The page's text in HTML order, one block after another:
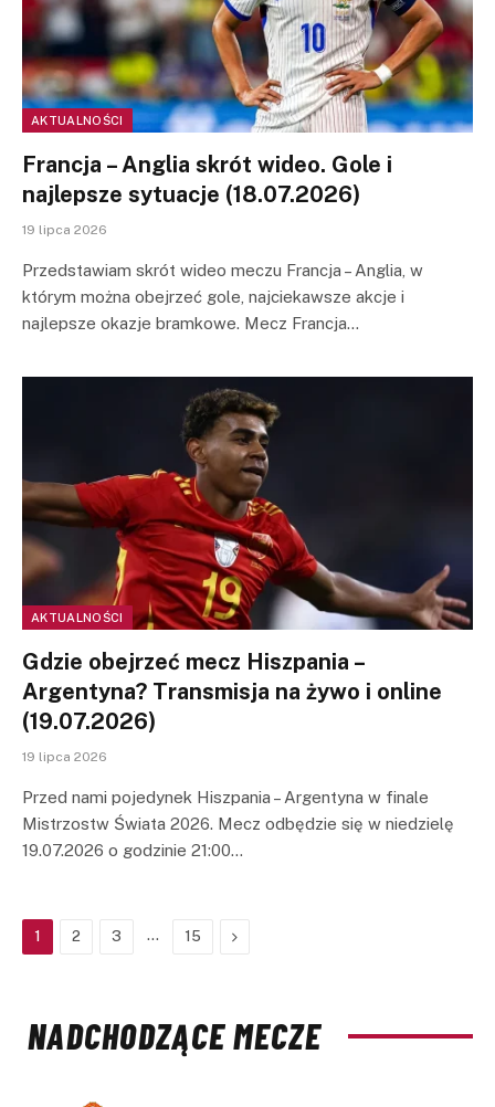
AKTUALNOŚCI
Francja – Anglia skrót wideo. Gole i
najlepsze sytuacje (18.07.2026)
19 lipca 2026
Przedstawiam skrót wideo meczu Francja – Anglia, w
którym można obejrzeć gole, najciekawsze akcje i
najlepsze okazje bramkowe. Mecz Francja…
AKTUALNOŚCI
Gdzie obejrzeć mecz Hiszpania –
Argentyna? Transmisja na żywo i online
(19.07.2026)
19 lipca 2026
Przed nami pojedynek Hiszpania – Argentyna w finale
Mistrzostw Świata 2026. Mecz odbędzie się w niedzielę
19.07.2026 o godzinie 21:00…
1 2 3 … 15 Next
NADCHODZĄCE MECZE